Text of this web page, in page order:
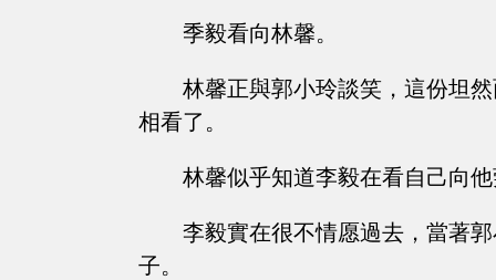
季毅看向林馨。
林馨正與郭小玲談笑，這份坦
相看了。
林馨似乎知道李毅在看自己向
李毅實在很不情愿過去，當著
子。